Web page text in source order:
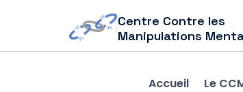
Centre Contre les
Manipulations
Accueil Le